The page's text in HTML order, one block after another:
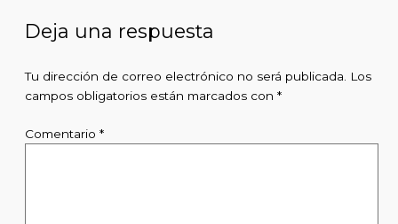
Deja una respuesta
Tu dirección de correo electrónico no será publicada.
Los
campos obligatorios están marcados con *
Comentario *